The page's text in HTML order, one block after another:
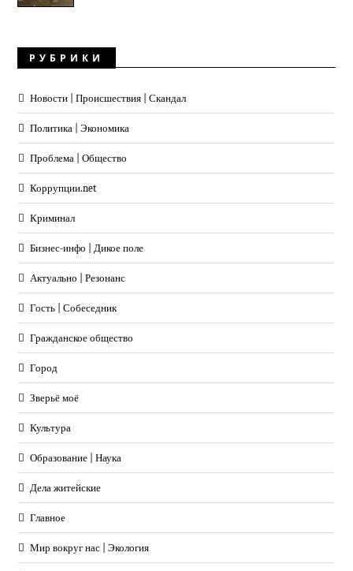
РУБРИКИ
Новости | Происшествия | Скандал
Политика | Экономика
Проблема | Общество
Коррупции.net
Криминал
Бизнес-инфо | Дикое поле
Актуально | Резонанс
Гость | Собеседник
Гражданское общество
Город
Зверьё моё
Культура
Образование | Наука
Дела житейские
Главное
Мир вокруг нас | Экология